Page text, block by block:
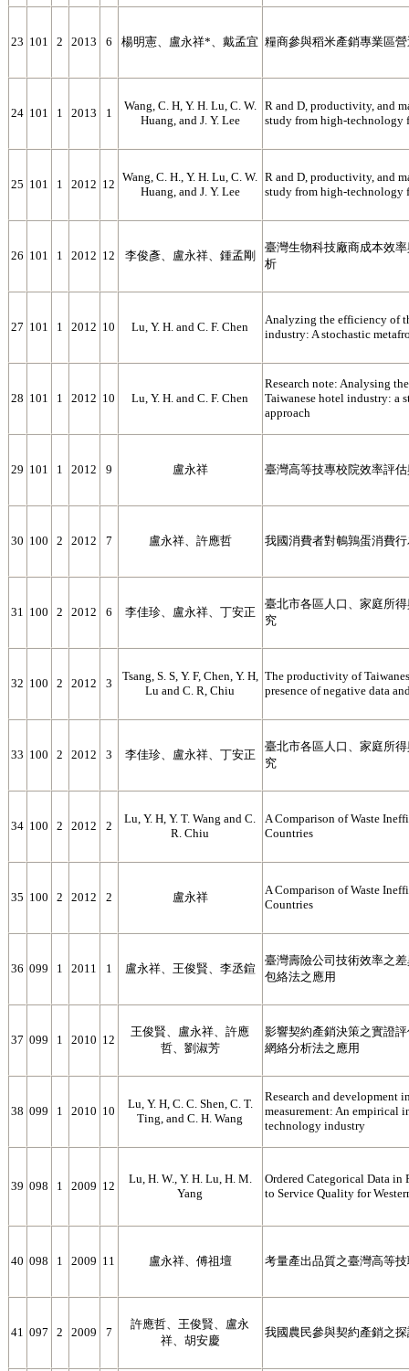
23 101 2 2013 6 楊明憲、盧永祥*、戴孟宜 糧商參與稻米產銷專業區
24 101 1 2013 1
Wang, C. H, Y. H. Lu, C. W.
Huang, and J. Y. Lee
R and D, productivity, and
study from high-technology
25 101 1 2012 12
Wang, C. H., Y. H. Lu, C. W.
Huang, and J. Y. Lee
R and D, productivity, and
study from high-technology
26 101 1 2012 12 李俊彥、盧永祥、鍾孟剛
臺灣生物科技廠商成本效
析
27 101 1 2012 10 Lu, Y. H. and C. F. Chen
Analyzing the efficiency of
industry: A stochastic
28 101 1 2012 10 Lu, Y. H. and C. F. Chen
Research note: Analysing
Taiwanese hotel industry: a
approach
29 101 1 2012 9 盧永祥 臺灣高等技專校院效率評
30 100 2 2012 7 盧永祥、許應哲 我國消費者對鵪鶉蛋消費
31 100 2 2012 6 李佳珍、盧永祥、丁安正
臺北市各區人口、家庭所
究
32 100 2 2012 3
Tsang, S. S, Y. F, Chen, Y. H,
Lu and C. R, Chiu
The productivity of
presence of negative data
33 100 2 2012 3 李佳珍、盧永祥、丁安正
臺北市各區人口、家庭所
究
34 100 2 2012 2
Lu, Y. H, Y. T. Wang and C.
R. Chiu
A Comparison of Waste
Countries
35 100 2 2012 2 盧永祥
A Comparison of Waste
Countries
36 099 1 2011 1 盧永祥、王俊賢、李丞鍹
臺灣壽險公司技術效率之
包絡法之應用
37 099 1 2010 12
王俊賢、盧永祥、許應
哲、劉淑芳
影響契約產銷決策之實證
網絡分析法之應用
38 099 1 2010 10
Lu, Y. H, C. C. Shen, C. T.
Ting, and C. H. Wang
Research and development
measurement: An empirical
technology industry
39 098 1 2009 12
Lu, H. W., Y. H. Lu, H. M.
Yang
Ordered Categorical Data
to Service Quality for
40 098 1 2009 11 盧永祥、傅祖壇 考量產出品質之臺灣高等
41 097 2 2009 7
許應哲、王俊賢、盧永
祥、胡安慶
我國農民參與契約產銷之